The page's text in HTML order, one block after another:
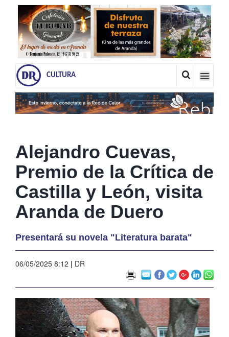
CULTURA
Alejandro Cuevas,
Premio de la Crítica de
Castilla y León, visita
Aranda de Duero
Presentará su novela "Literatura barata"
06/05/2025 8:12 | DR